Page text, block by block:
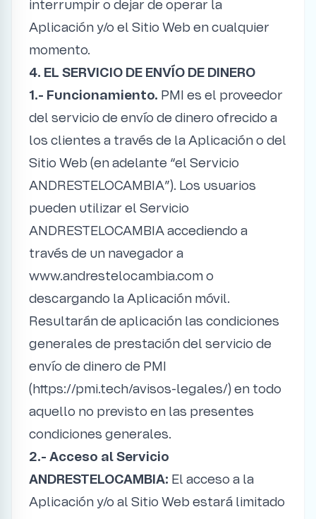
interrumpir o dejar de operar la
Aplicación y/o el Sitio Web en cualquier
momento.
4. EL SERVICIO DE ENVÍO DE DINERO
1.- Funcionamiento. PMI es el proveedor
del servicio de envío de dinero ofrecido a
los clientes a través de la Aplicación o del
Sitio Web (en adelante “el Servicio
ANDRESTELOCAMBIA”). Los usuarios
pueden utilizar el Servicio
ANDRESTELOCAMBIA accediendo a
través de un navegador a
www.andrestelocambia.com o
descargando la Aplicación móvil.
Resultarán de aplicación las condiciones
generales de prestación del servicio de
envío de dinero de PMI
( https://pmi.tech/avisos-legales/) en todo
aquello no previsto en las presentes
condiciones generales.
2.- Acceso al Servicio
ANDRESTELOCAMBIA: El acceso a la
Aplicación y/o al Sitio Web estará limitado